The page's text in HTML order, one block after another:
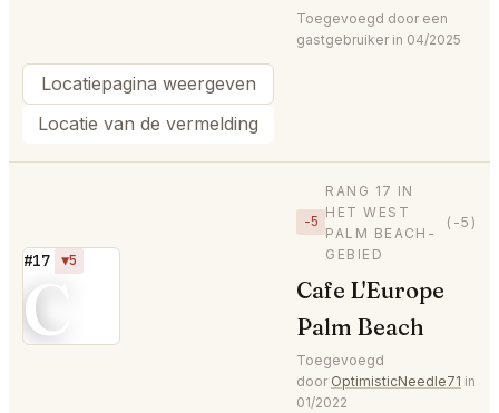
Toegevoegd door een
gastgebruiker in 04/2025
Locatiepagina weergeven
Locatie van de vermelding
#17 ▼5
C
−5
RANG 17 IN
HET WEST
PALM BEACH-
GEBIED
(-5)
Cafe L'Europe
Palm Beach
Toegevoegd
door OptimisticNeedle71 in
01/2022